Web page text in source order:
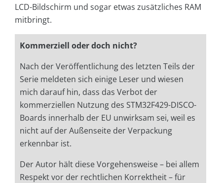
LCD-Bildschirm und sogar etwas zusätzliches RAM
mitbringt.
Kommerziell oder doch nicht?
Nach der Veröffentlichung des letzten Teils der
Serie meldeten sich einige Leser und wiesen
mich darauf hin, dass das Verbot der
kommerziellen Nutzung des STM32F429-DISCO-
Boards innerhalb der EU unwirksam sei, weil es
nicht auf der Außenseite der Verpackung
erkennbar ist.
Der Autor hält diese Vorgehensweise – bei allem
Respekt vor der rechtlichen Korrektheit – für